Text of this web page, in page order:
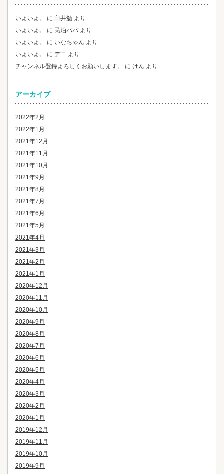
いよいよ。 に 臼井勉 より
いよいよ。
に 民泊パパ より
いよいよ。
に いなちゃん より
いよいよ。
に デニ より
チャンネル登録よろしくお願いします。
に けん より
アーカイブ
2022年2月
2022年1月
2021年12月
2021年11月
2021年10月
2021年9月
2021年8月
2021年7月
2021年6月
2021年5月
2021年4月
2021年3月
2021年2月
2021年1月
2020年12月
2020年11月
2020年10月
2020年9月
2020年8月
2020年7月
2020年6月
2020年5月
2020年4月
2020年3月
2020年2月
2020年1月
2019年12月
2019年11月
2019年10月
2019年9月